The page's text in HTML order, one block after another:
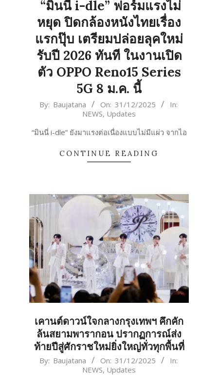
“มินนี่ i-dle” ฟอร์มแรงไม่
หยุด ปิดกล้องหนังไทยเรื่อง
แรกปุ๊บ เตรียมปล่อยลุคใหม่
รับปี 2026 ทันที ในงานเปิด
ตัว OPPO Reno15 Series
5G 8 ม.ค. นี้
2025-
31
By: Baujatana On: 31/12/2025
In:
NEWS, Updates
“มินนี่ i-dle” ยังมาแรงต่อเนื่องแบบไม่มีแผ่ว จากไอ
CONTINUE READING
เคานต์ดาวน์ใจกลางกรุงเทพฯ คึกคัก
ล้นสยามพารากอน ปรากฏการณ์ส่ง
ท้ายปีสู่ศักราชใหม่ยิ่งใหญ่ทั่วทุกพื้นที่
2025-
By: Baujatana On: 31/12/2025
In:
NEWS, Updates